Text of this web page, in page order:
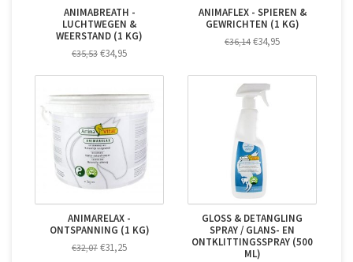
ANIMABREATH -
LUCHTWEGEN &
WEERSTAND (1 KG)
€35,53 €34,95
ANIMAFLEX - SPIEREN &
GEWRICHTEN (1 KG)
€36,14 €34,95
ANIMARELAX -
ONTSPANNING (1 KG)
€32,07 €31,25
GLOSS & DETANGLING
SPRAY / GLANS- EN
ONTKLITTINGSSPRAY (500
ML)